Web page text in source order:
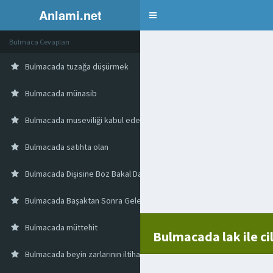
Anlami.net Bulmaca
Bulmacada lak ile
Bulmaca Cevapları
Bulmacada tuzağa düşürmek
Bulmacada münasib
Bulmacada museviliği kabul eden ılk türk topluluğu
Bulmacada satıhta olan
Bulmacada Dişisine Boz Bakal Da Denen Sarı Gagalı Bir Kuş
Bulmacada Başaktan Sonra Gelen Burç
Bulmacada müttehit
Bulmacada beyin zarlarının iltihabı